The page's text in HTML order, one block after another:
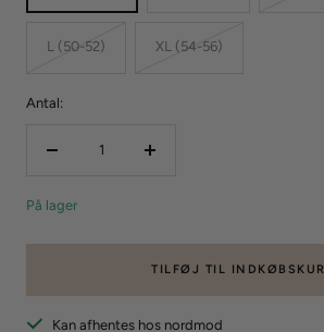
L (50-52) XL (54-56)
Antal:
Reducer
Forøg
På lager
TILFØJ TIL
Kan afhentes hos nordmod